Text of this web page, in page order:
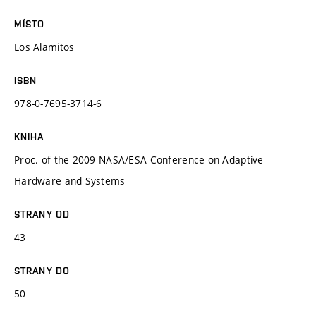
MÍSTO
Los Alamitos
ISBN
978-0-7695-3714-6
KNIHA
Proc. of the 2009 NASA/ESA Conference on Adaptive
Hardware and Systems
STRANY OD
43
STRANY DO
50